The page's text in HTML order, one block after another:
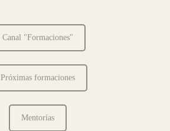
Canal "Formaciones"
Próximas formaciones
Mentorías